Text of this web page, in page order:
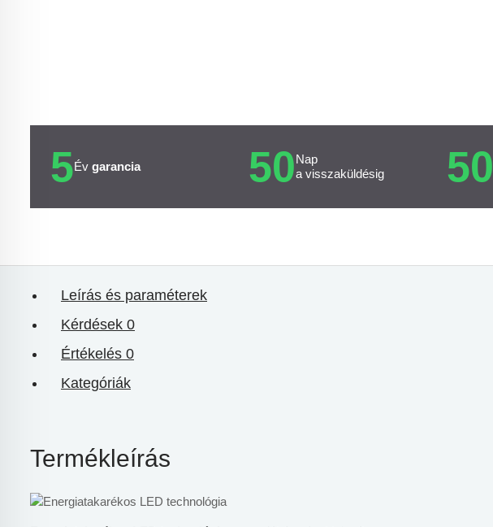
5Év garancia 50Nap
a visszaküldésig
50
Leírás és paraméterek
Kérdések 0
Értékelés 0
Kategóriák
Termékleírás